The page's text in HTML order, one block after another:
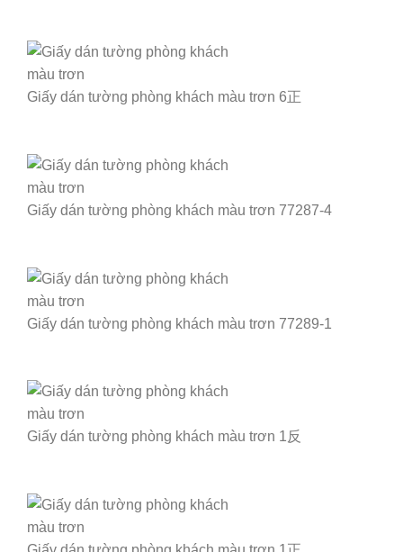
Giấy dán tường phòng khách màu trơn 6正
Giấy dán tường phòng khách màu trơn 77287-4
Giấy dán tường phòng khách màu trơn 77289-1
Giấy dán tường phòng khách màu trơn 1反